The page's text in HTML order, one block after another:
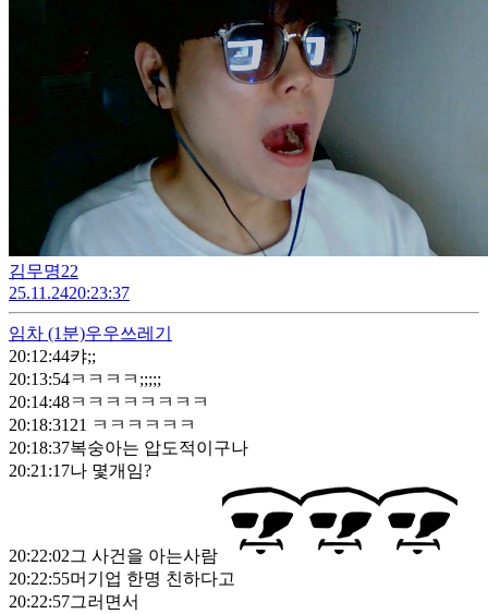
김무명22
25.11.2420:23:37
임차 (1분)우우쓰레기
20:12:44캬;;
20:13:54ㅋㅋㅋㅋ;;;;;
20:14:48ㅋㅋㅋㅋㅋㅋㅋㅋ
20:18:31 21 ㅋㅋㅋㅋㅋㅋ
20:18:37복숭아는 압도적이구나
20:21:17나 몇개임?
20:22:02그 사건을 아는사람
20:22:55머기업 한명 친하다고
20:22:57그러면서